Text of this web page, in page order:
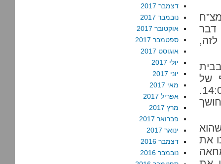
דבר
של
מערכת הבטחון; איזו מקריות), ברח’ בזל 1, בשעה 14:00.
את
דצמבר 2017
נובמבר 2017
אוקטובר 2017
ספטמבר 2017
אוגוסט 2017
יולי 2017
יוני 2017
מאי 2017
אפריל 2017
מרץ 2017
פברואר 2017
ינואר 2017
דצמבר 2016
נובמבר 2016